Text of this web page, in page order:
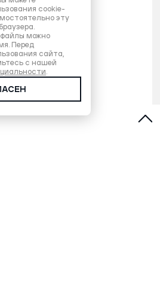
cookie-
эту
можно
Перед
сайта,
с нашей
.